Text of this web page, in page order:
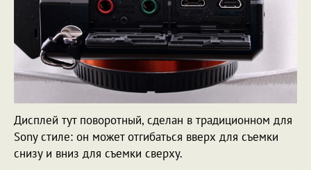
Дисплей тут поворотный, сделан в традиционном для
Sony стиле: он может отгибаться вверх для съемки
снизу и вниз для съемки сверху.